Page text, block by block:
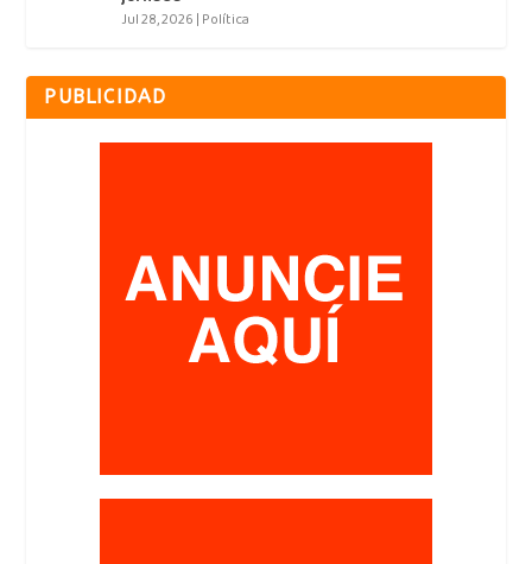
Jul 28, 2026 | Política
PUBLICIDAD